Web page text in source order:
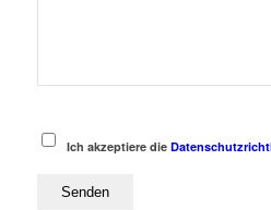
Ich akzeptiere die